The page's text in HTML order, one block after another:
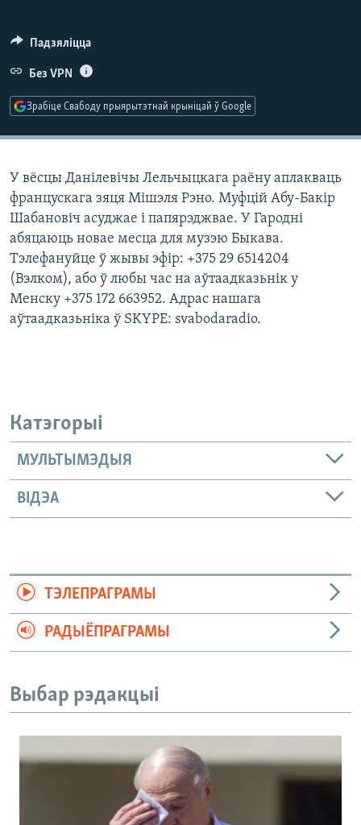
КАЛЯНДАР
НА ХВАЛЯХ СВАБОДЫ
Падзяліцца
Без VPN
Зрабіце Свабоду прыярытэтнай крыніцай ў Google
У вёсцы Данілевічы Лельчыцкага раёну аплакваць
францускага зяця Мішэля Рэно. Муфцій Абу-Бакір
Шабановіч асуджае і папярэджвае. У Гародні
абяцаюць новае месца для музэю Быкава.
Тэлефануйце ў жывы эфір: +375 29 6514204
(Вэлком), або ў любы час на аўтаадказьнік у
Менску +375 172 663952. Адрас нашага
аўтаадказьніка ў SKYPE: svabodaradio.
Катэгорыі
МУЛЬТЫМЭДЫЯ
ВІДЭА
ТЭЛЕПРАГРАМЫ
РАДЫЁПРАГРАМЫ
Выбар рэдакцыі